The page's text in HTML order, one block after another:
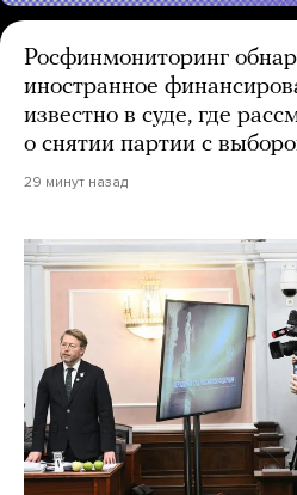
Росфинмониторинг
иностранное
известно в суде, где
о снятии партии с
29 минут назад